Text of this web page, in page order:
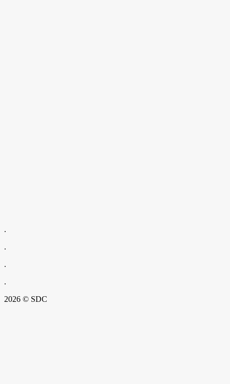
.
.
.
.
2026 © SDC